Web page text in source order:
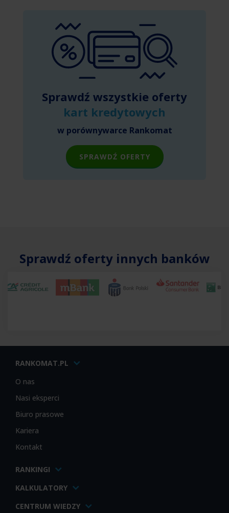
Sprawdź wszystkie oferty
kart kredytowych
w porównywarce Rankomat
SPRAWDŹ OFERTY
Sprawdź oferty innych banków
RANKOMAT.PL
O nas
Nasi eksperci
Biuro prasowe
Kariera
Kontakt
RANKINGI
KALKULATORY
CENTRUM WIEDZY